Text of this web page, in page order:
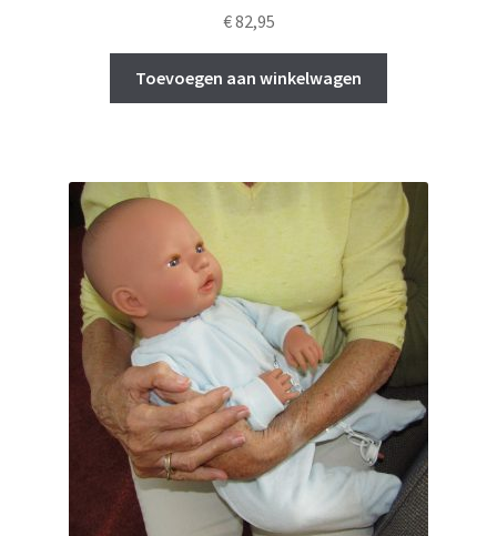
€82,95
Toevoegen aan winkelwagen